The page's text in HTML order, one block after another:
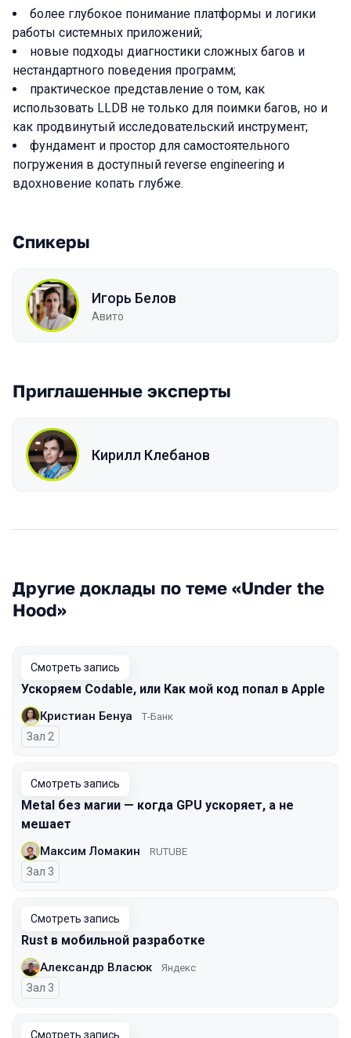
более глубокое понимание платформы и логики
работы системных приложений;
новые подходы диагностики сложных багов и
нестандартного поведения программ;
практическое представление о том, как
использовать LLDB не только для поимки багов, но и
как продвинутый исследовательский инструмент;
фундамент и простор для самостоятельного
погружения в доступный reverse engineering и
вдохновение копать глубже.
Спикеры
Игорь Белов
Авито
Приглашенные эксперты
Кирилл Клебанов
Другие доклады по теме «Under the
Hood»
Смотреть запись
Ускоряем Codable, или Как мой код попал в Apple
Кристиан Бенуа Т-Банк
Зал 2
Смотреть запись
Metal без магии — когда GPU ускоряет, а не
мешает
Максим Ломакин RUTUBE
Зал 3
Смотреть запись
Rust в мобильной разработке
Александр Власюк Яндекс
Зал 3
Смотреть запись